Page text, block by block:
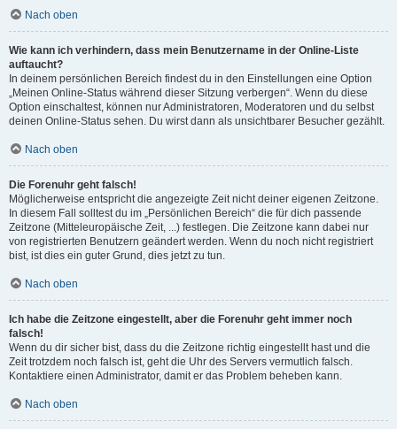
Nach oben
Wie kann ich verhindern, dass mein Benutzername in der Online-Liste
auftaucht?
In deinem persönlichen Bereich findest du in den Einstellungen eine Option
„Meinen Online-Status während dieser Sitzung verbergen“. Wenn du diese
Option einschaltest, können nur Administratoren, Moderatoren und du selbst
deinen Online-Status sehen. Du wirst dann als unsichtbarer Besucher gezählt.
Nach oben
Die Forenuhr geht falsch!
Möglicherweise entspricht die angezeigte Zeit nicht deiner eigenen Zeitzone.
In diesem Fall solltest du im „Persönlichen Bereich“ die für dich passende
Zeitzone (Mitteleuropäische Zeit, ...) festlegen. Die Zeitzone kann dabei nur
von registrierten Benutzern geändert werden. Wenn du noch nicht registriert
bist, ist dies ein guter Grund, dies jetzt zu tun.
Nach oben
Ich habe die Zeitzone eingestellt, aber die Forenuhr geht immer noch
falsch!
Wenn du dir sicher bist, dass du die Zeitzone richtig eingestellt hast und die
Zeit trotzdem noch falsch ist, geht die Uhr des Servers vermutlich falsch.
Kontaktiere einen Administrator, damit er das Problem beheben kann.
Nach oben